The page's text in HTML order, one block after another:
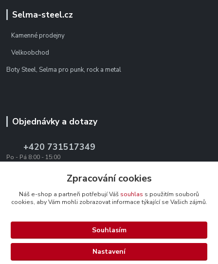
Selma-steel.cz
Kamenné prodejny
Velkoobchod
Boty Steel, Selma pro punk, rock a metal
Objednávky a dotazy
+420 731517349
Po - Pá 8:00 - 15:00
office@texevo.cz
Upravit sběr cookies.
Zpracování cookies
Náš e-shop a partneři potřebují Váš souhlas s použitím souborů
cookies, aby Vám mohli zobrazovat informace týkající se Vašich zájmů.
Nastavení
Souhlasím